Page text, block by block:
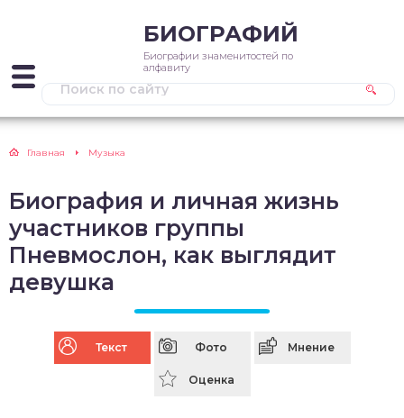
БИОГРАФИЙ
Биографии знаменитостей по
алфавиту
Главная Музыка
Биография и личная жизнь
участников группы
Пневмослон, как выглядит
девушка
Текст Фото Мнение
Оценка